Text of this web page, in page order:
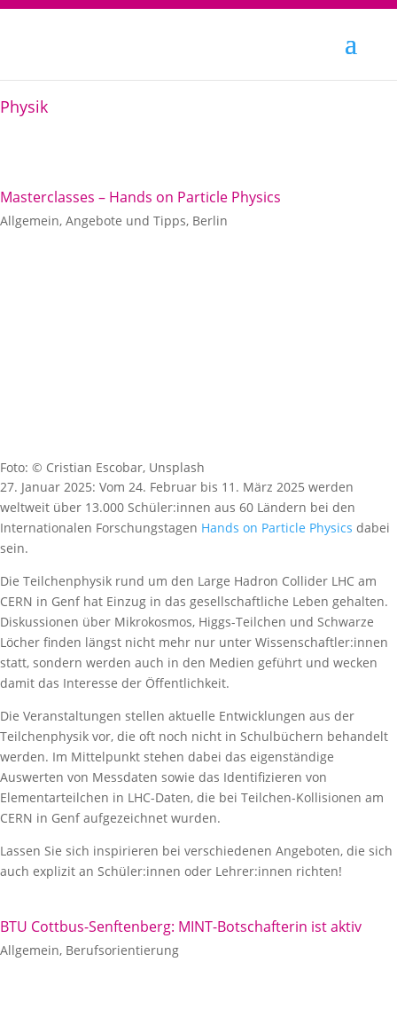
Physik
Masterclasses – Hands on Particle Physics
Allgemein, Angebote und Tipps, Berlin
Foto: © Cristian Escobar, Unsplash
27. Januar 2025: Vom 24. Februar bis 11. März 2025 werden
weltweit über 13.000 Schüler:innen aus 60 Ländern bei den
Internationalen Forschungstagen Hands on Particle Physics dabei
sein.
Die Teilchenphysik rund um den Large Hadron Collider LHC am
CERN in Genf hat Einzug in das gesellschaftliche Leben gehalten.
Diskussionen über Mikrokosmos, Higgs-Teilchen und Schwarze
Löcher finden längst nicht mehr nur unter Wissenschaftler:innen
statt, sondern werden auch in den Medien geführt und wecken
damit das Interesse der Öffentlichkeit.
Die Veranstaltungen stellen aktuelle Entwicklungen aus der
Teilchenphysik vor, die oft noch nicht in Schulbüchern behandelt
werden. Im Mittelpunkt stehen dabei das eigenständige
Auswerten von Messdaten sowie das Identifizieren von
Elementarteilchen in LHC-Daten, die bei Teilchen-Kollisionen am
CERN in Genf aufgezeichnet wurden.
Lassen Sie sich inspirieren bei verschiedenen Angeboten, die sich
auch explizit an Schüler:innen oder Lehrer:innen richten!
BTU Cottbus-Senftenberg: MINT-Botschafterin ist aktiv
Allgemein, Berufsorientierung